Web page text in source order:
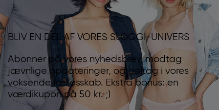
BLIV EN DEL AF VORES SLOGGI-UNIVERS
Abonner på vores nyhedsbrev, modtag
jævnlige opdateringer, og deltag i vores
voksende fællesskab. Ekstra bonus: en
værdikupon på 50 kr. ;)